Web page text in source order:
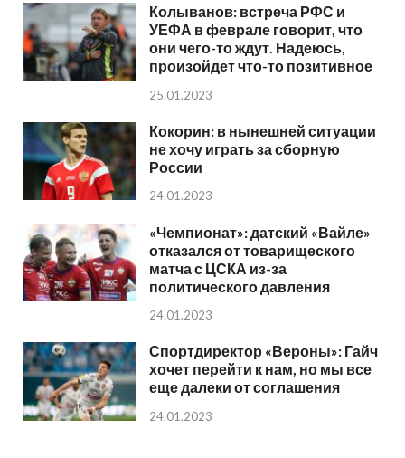
Колыванов: встреча РФС и
УЕФА в феврале говорит, что
они чего-то ждут. Надеюсь,
произойдет что-то позитивное
25.01.2023
Кокорин: в нынешней ситуации
не хочу играть за сборную
России
24.01.2023
«Чемпионат»: датский «Вайле»
отказался от товарищеского
матча с ЦСКА из-за
политического давления
24.01.2023
Спортдиректор «Вероны»: Гайч
хочет перейти к нам, но мы все
еще далеки от соглашения
24.01.2023